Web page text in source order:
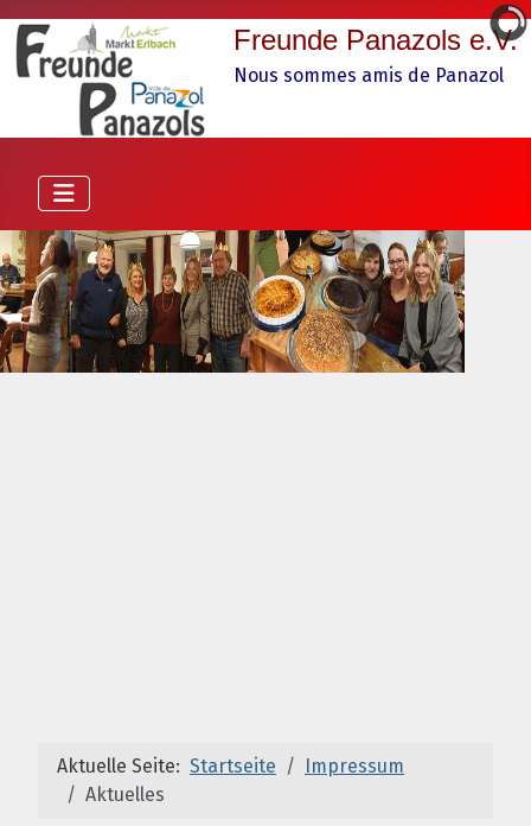
Freunde Panazols e.V.
Nous sommes amis de Panazol
Aktuelle Seite: Startseite
Impressum
Aktuelles